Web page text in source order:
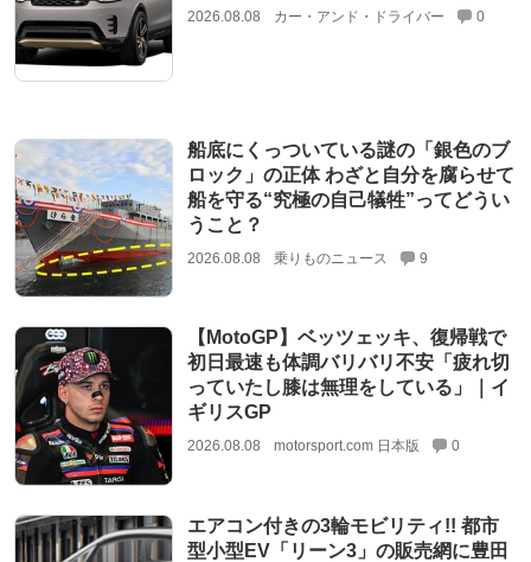
2026.08.08 カー・アンド・ドライバー 0
船底にくっついている謎の「銀色のブ
ロック」の正体 わざと自分を腐らせて
船を守る“究極の自己犠牲”ってどうい
うこと？
2026.08.08 乗りものニュース 9
【MotoGP】ベッツェッキ、復帰戦で
初日最速も体調バリバリ不安「疲れ切
っていたし膝は無理をしている」｜イ
ギリスGP
2026.08.08 motorsport.com 日本版 0
エアコン付きの3輪モビリティ!! 都市
型小型EV「リーン3」の販売網に豊田